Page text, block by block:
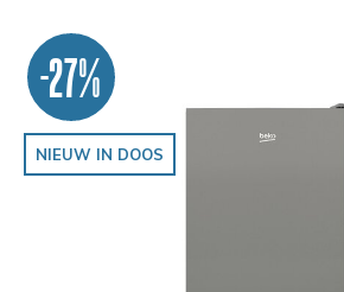
-27%
NIEUW IN DOOS